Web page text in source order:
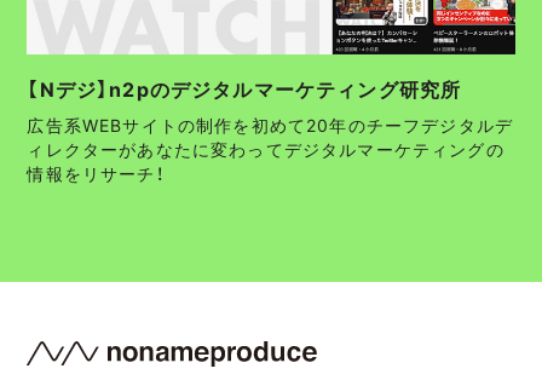
【Nデジ】n2pのデジタルマーケティング研究所
広告系WEBサイトの制作を初めて20年のチーフデジタルデ
ィレクターがあなたに変わってデジタルマーケティングの
情報をリサーチ！